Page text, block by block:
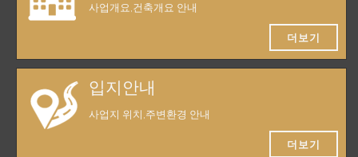
사업개요,건축개요 안내
더보기
입지안내
사업지 위치,주변환경 안내
더보기